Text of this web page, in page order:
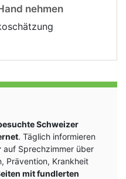
nehmen
Schweizer
. Täglich informieren
auf Sprechzimmer über
Prävention, Krankheit
mit fundlerten